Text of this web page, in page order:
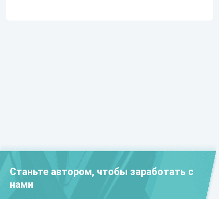
Станьте автором, чтобы заработать с
нами